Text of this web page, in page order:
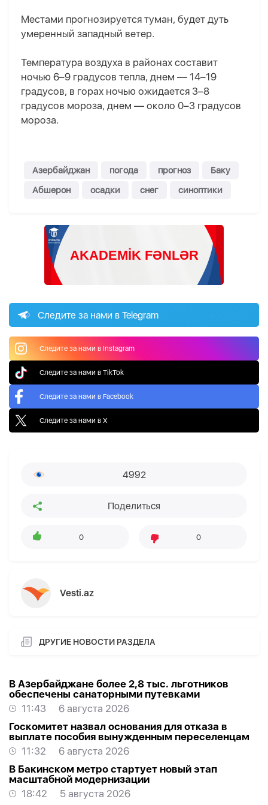
Местами прогнозируется туман, будет дуть
умеренный западный ветер.
Температура воздуха в районах составит
ночью 6–9 градусов тепла, днем — 14–19
градусов, в горах ночью ожидается 3–8
градусов мороза, днем — около 0–3 градусов
мороза.
Азербайджан погода прогноз
Баку
Абшерон
осадки снег синоптики
Следите за нами в Telegram
Следите за нами в Instagram
Следите за нами в TikTok
Следите за нами в Facebook
Следите за нами в X
4992
Поделиться
0 0
Vesti.az
ДРУГИЕ НОВОСТИ РАЗДЕЛА
В Азербайджане более 2,8 тыс. льготников
обеспечены санаторными путевками
11:43
6 августа 2026
Госкомитет назвал основания для отказа в
выплате пособия вынужденным переселенцам
11:32
6 августа 2026
В Бакинском метро стартует новый этап
масштабной модернизации
18:42
5 августа 2026